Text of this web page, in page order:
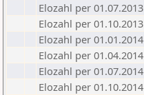
Elozahl per 01.07.2013
Elozahl per 01.10.2013
Elozahl per 01.01.2014
Elozahl per 01.04.2014
Elozahl per 01.07.2014
Elozahl per 01.10.2014